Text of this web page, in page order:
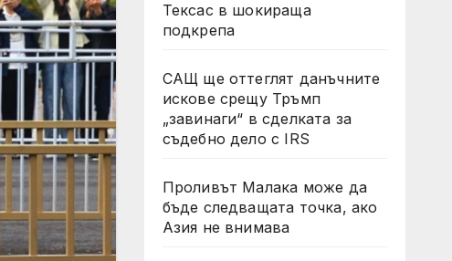
Тексас в шокираща
подкрепа
САЩ ще оттеглят данъчните
искове срещу Тръмп
„завинаги“ в сделката за
съдебно дело с IRS
Проливът Малака може да
бъде следващата точка, ако
Азия не внимава